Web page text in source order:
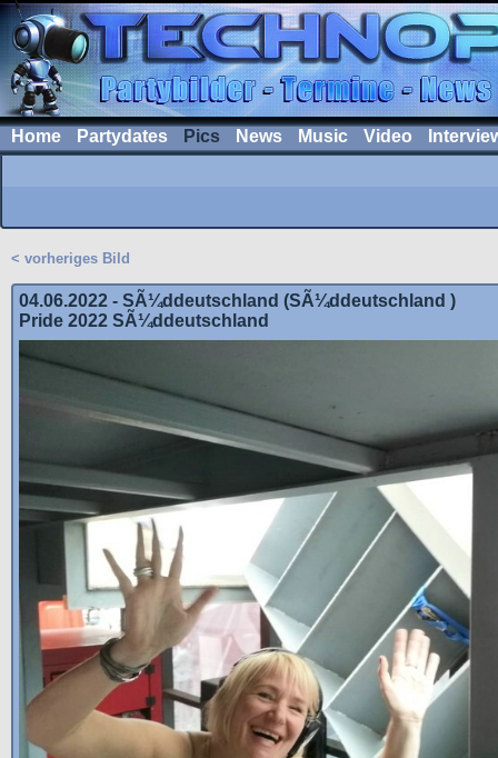
Home Partydates Pics News Music Video
< vorheriges Bild
04.06.2022 - SÃ¼ddeutschland (SÃ¼ddeutschland )
Pride 2022 SÃ¼ddeutschland